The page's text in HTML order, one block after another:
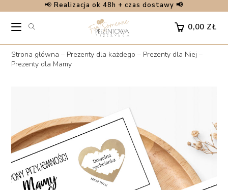
content
📢 Realizacja ok 48h + czas dostawy 📢
0,00 ZŁ
Strona główna – Prezenty dla każdego – Prezenty dla Niej –
Prezenty dla Mamy